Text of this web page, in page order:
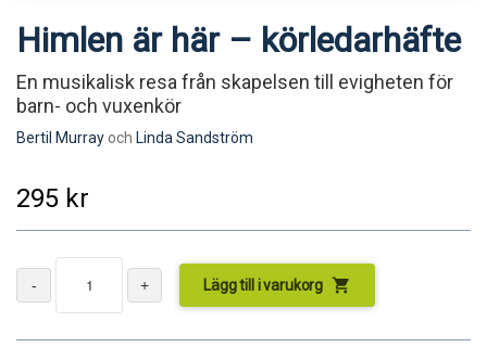
Himlen är här – körledarhäfte
En musikalisk resa från skapelsen till evigheten för
barn- och vuxenkör
Bertil Murray och Linda Sandström
295 kr
Lägg till i varukorg shopping_cart